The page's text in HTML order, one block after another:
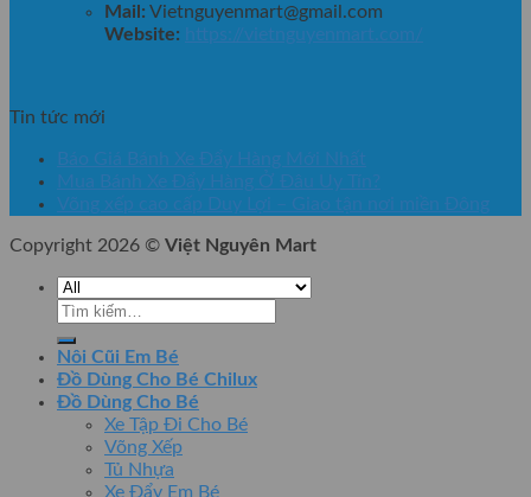
Mail: Vietnguyenmart@gmail.com
Website:
https://vietnguyenmart.com/
Tin tức mới
Báo Giá Bánh Xe Đẩy Hàng Mới Nhất
Mua Bánh Xe Đẩy Hàng Ở Đâu Uy Tín?
Võng xếp cao cấp Duy Lợi – Giao tận nơi miền Đông
Copyright 2026 © Việt Nguyên Mart
Tìm
Nôi Cũi Em Bé
Đồ Dùng Cho Bé Chilux
Đồ Dùng Cho Bé
Xe Tập Đi Cho Bé
Võng Xếp
Tủ Nhựa
Xe Đẩy Em Bé